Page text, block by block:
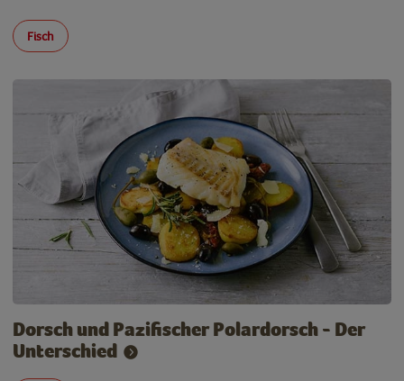
Fisch
Dorsch und Pazifischer Polardorsch - Der
Unterschied